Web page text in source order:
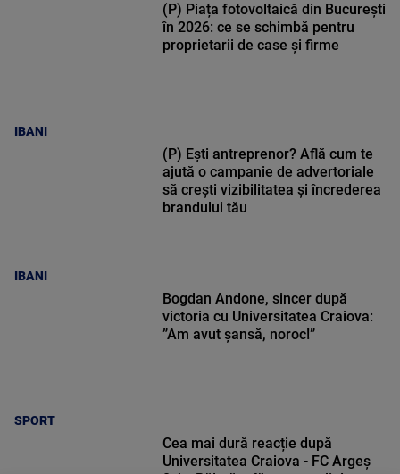
IBANI
(P) Piața fotovoltaică din București
în 2026: ce se schimbă pentru
proprietarii de case și firme
IBANI
(P) Ești antreprenor? Află cum te
ajută o campanie de advertoriale
să crești vizibilitatea și încrederea
brandului tău
SPORT
Bogdan Andone, sincer după
victoria cu Universitatea Craiova:
”Am avut șansă, noroc!”
Cea mai dură reacție după
Universitatea Craiova - FC Argeș